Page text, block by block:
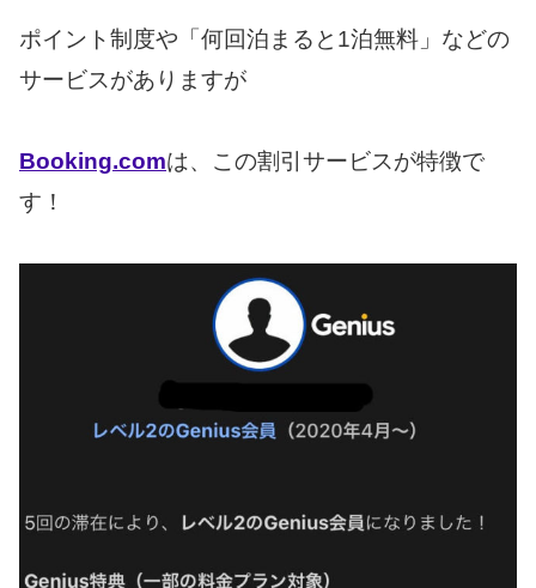
ポイント制度や「何回泊まると1泊無料」などの
サービスがありますが
Booking.comは、この割引サービスが特徴で
す！